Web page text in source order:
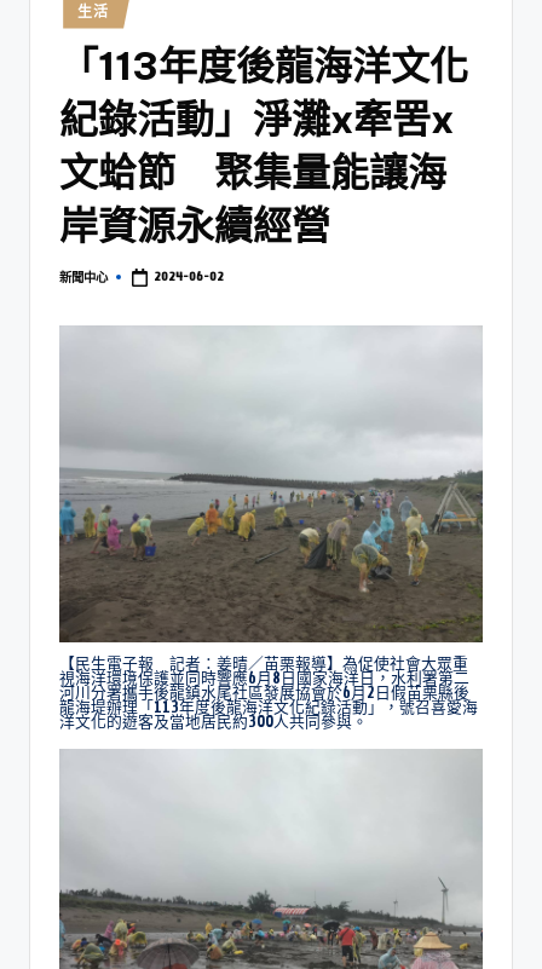
生活
「113年度後龍海洋文化
紀錄活動」淨灘x牽罟x
文蛤節 聚集量能讓海
岸資源永續經營
新聞中心 2024-06-02
【民生電子報 記者：姜晴／苗栗報導】為促使社會大眾重
視海洋環境保護並同時響應6月8日國家海洋日，水利署第二
河川分署攜手後龍鎮水尾社區發展協會於6月2日假苗栗縣後
龍海堤辦理「113年度後龍海洋文化紀錄活動」，號召喜愛海
洋文化的遊客及當地居民約300人共同參與。